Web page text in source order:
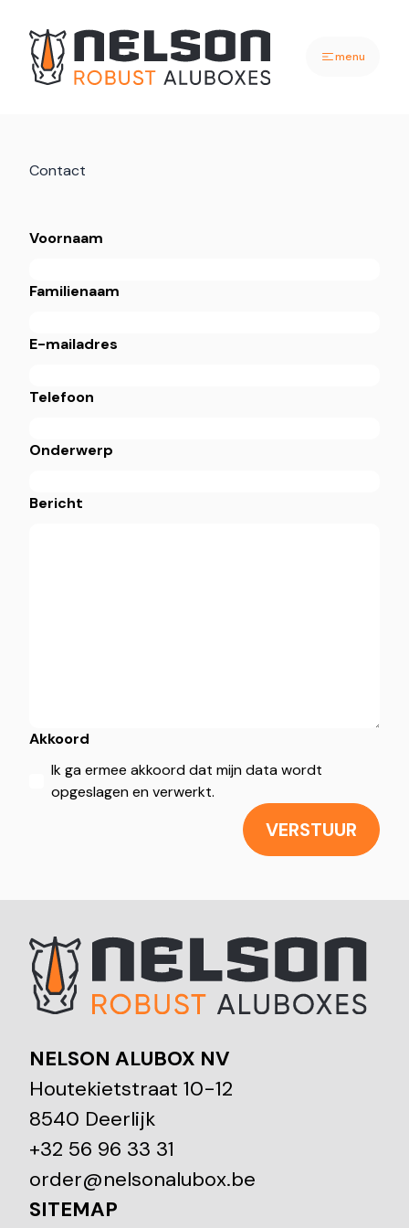
menu
Contact
Voornaam
Familienaam
E-mailadres
Telefoon
Onderwerp
Bericht
Akkoord
Ik ga ermee akkoord dat mijn data wordt
opgeslagen en verwerkt.
VERSTUUR
NELSON ALUBOX NV
Houtekietstraat 10-12
8540 Deerlijk
+32 56 96 33 31
order@nelsonalubox.be
SITEMAP